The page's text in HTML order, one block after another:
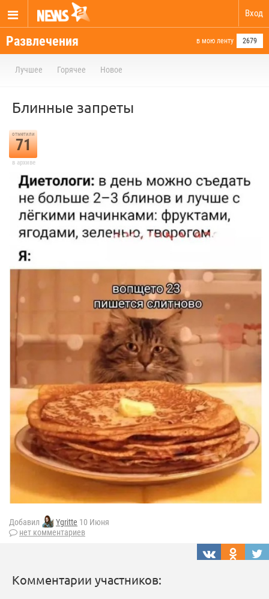
Вход
Развлечения в мою ленту 2679
Лучшее Горячее Новое
Блинные запреты
отметили
71
в архиве
Добавил Ygritte 10 Июня
нет комментариев
Комментарии участников: